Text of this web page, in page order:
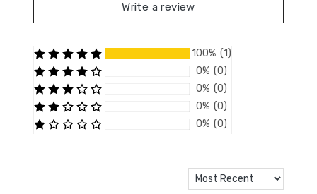
Write a review
100% (1)
0% (0)
0% (0)
0% (0)
0% (0)